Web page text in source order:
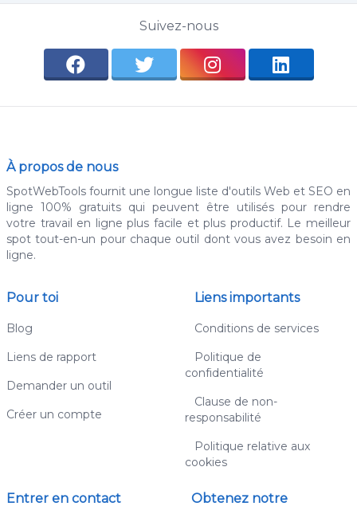
Suivez-nous
À propos de nous
SpotWebTools fournit une longue liste d'outils Web et SEO en
ligne 100% gratuits qui peuvent être utilisés pour rendre
votre travail en ligne plus facile et plus productif. Le meilleur
spot tout-en-un pour chaque outil dont vous avez besoin en
ligne.
Pour toi
Blog
Liens de rapport
Demander un outil
Créer un compte
Liens importants
Conditions de services
Politique de
confidentialité
Clause de non-
responsabilité
Politique relative aux
cookies
Entrer en contact
Obtenez notre